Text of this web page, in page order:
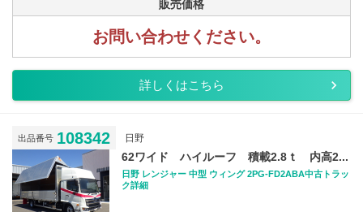
販売価格
お問い合わせください。
詳しくはこちら
出品番号 108342 日野
62ワイド ハイルーフ 積載2.8ｔ 内高2...
日野 レンジャー 中型 ウィング 2PG-FD2ABA中古トラッ
ク詳細